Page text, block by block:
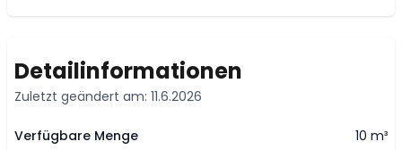
Detailinformationen
Zuletzt geändert am: 11.6.2026
Verfügbare Menge 10 m³